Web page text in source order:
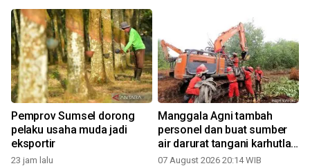
Pemprov Sumsel dorong
pelaku usaha muda jadi
eksportir
23 jam lalu
Manggala Agni tambah
personel dan buat sumber
air darurat tangani karhutla
di OKI
07 August 2026 20:14 WIB